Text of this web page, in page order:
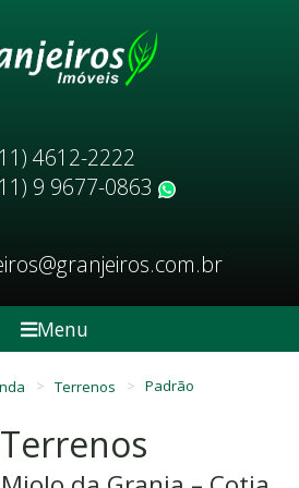
4612-2222
9 9677-0863
Menu
Terrenos Padrão
Terrenos